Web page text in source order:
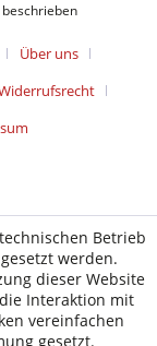
Über uns
Betrieb
werden.
dieser Website
Interaktion mit
vereinfachen
gesetzt.